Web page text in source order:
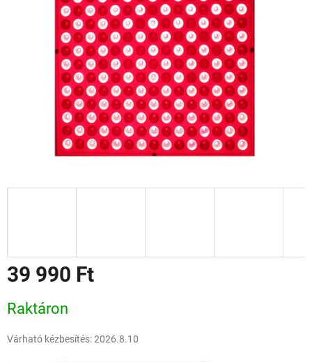
39 990 Ft
Raktáron
Várható kézbesítés:2026.8.10